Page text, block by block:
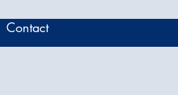
Contact